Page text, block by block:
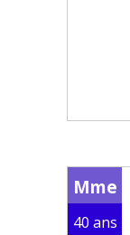
Mme
40 ans